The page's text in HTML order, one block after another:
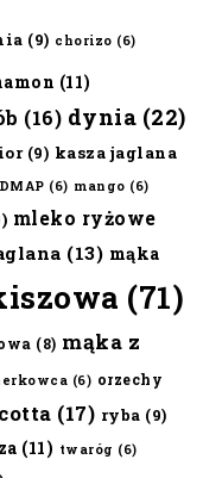
(9) chorizo (6)
(11)
(16) dynia (22)
(9) kasza jaglana
(6) mango (6)
mleko ryżowe
(13) mąka
(71)
(8) mąka z
(6) orzechy
(17) ryba (9)
(11) twaróg (6)